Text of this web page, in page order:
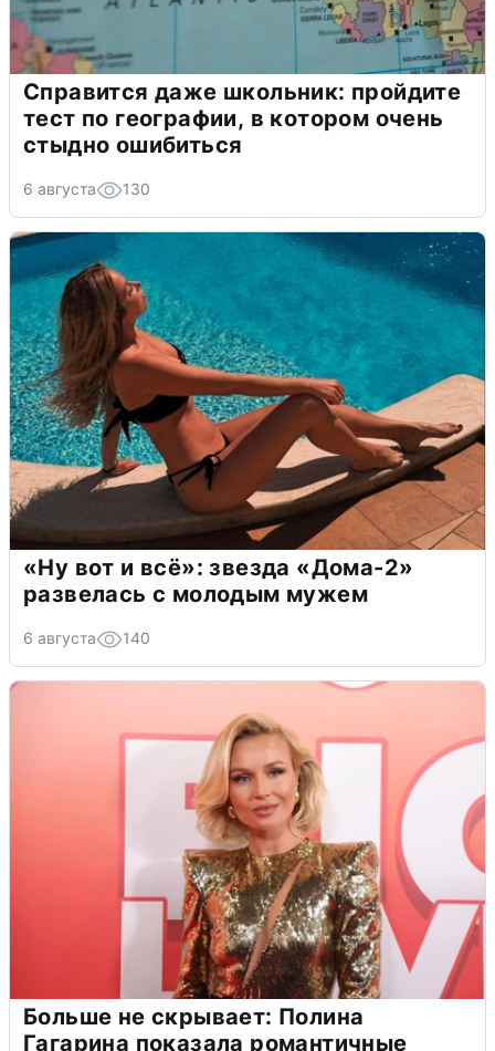
Справится даже школьник: пройдите
тест по географии, в котором очень
стыдно ошибиться
6 августа 130
«Ну вот и всё»: звезда «Дома-2»
развелась с молодым мужем
6 августа 140
Больше не скрывает: Полина
Гагарина показала романтичные